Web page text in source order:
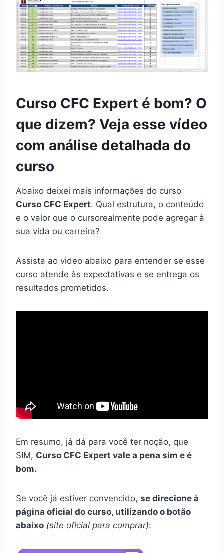
Curso CFC Expert é bom? O
que dizem? Veja esse vídeo
com análise detalhada do
curso
Abaixo deixei mais informações do curso
Curso CFC Expert. Qual estrutura, o conteúdo
e o valor que o cursorealmente pode agregar à
sua vida ou carreira?
Assista ao video abaixo para entender se esse
curso atende às expectativas e se entrega os
resultados prometidos.
Em resumo, já dá para você ter noção, que
SIM, Curso CFC Expert vale a pena sim e é
bom.
Se você já estiver convencido, se direcione à
página oficial do curso, utilizando o botão
abaixo (site oficial para comprar):